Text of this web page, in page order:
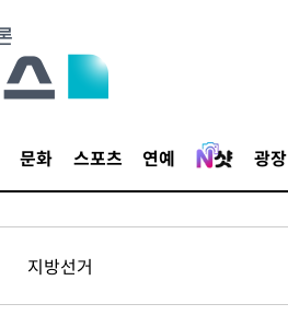
문화 스포츠 연예 광장
지방선거